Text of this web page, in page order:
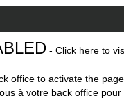
- Click here to
office to activate the
à votre back office